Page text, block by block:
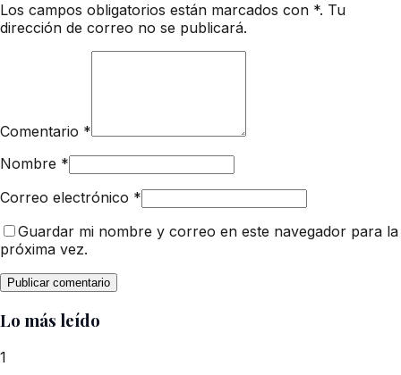
Los campos obligatorios están marcados con *. Tu
dirección de correo no se publicará.
Comentario *
Nombre *
Correo electrónico *
Guardar mi nombre y correo en este navegador para la
próxima vez.
Lo más leído
1